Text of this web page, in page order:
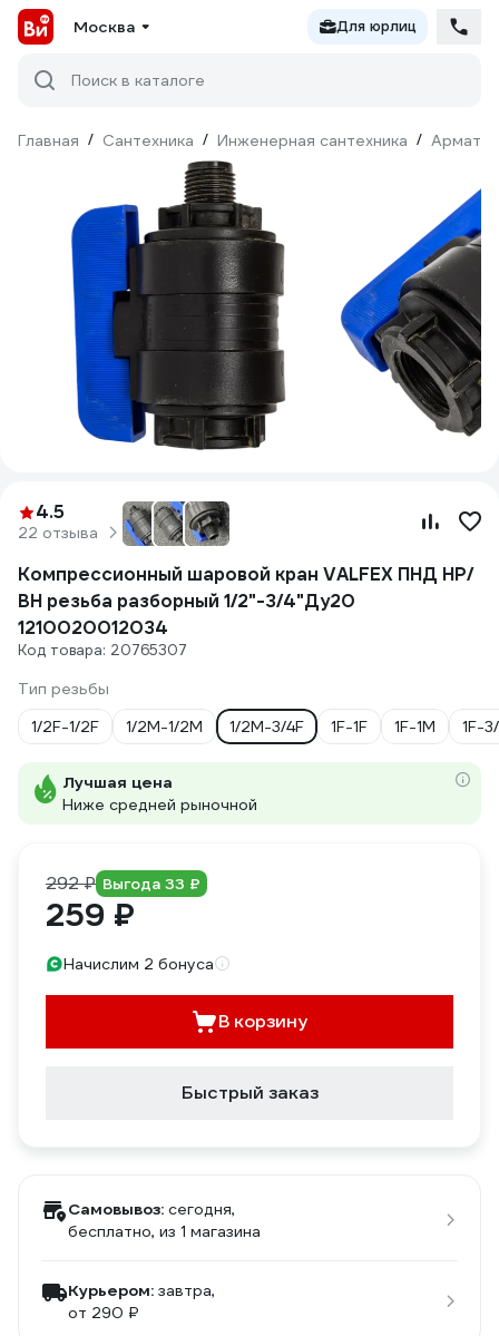
Москва Для юрлиц
Поиск в каталоге
Главная / Сантехника / Инженерная сантехника /
4.5
22 отзыва
Компрессионный шаровой кран VALFEX ПНД НР/
ВН резьба разборный 1/2"-3/4"Ду20
1210020012034
Код товара: 20765307
Тип резьбы
1/2F-1/2F
1/2M-1/2M 1/2M-3/4F 1F-1F 1F-1M 1F-
Лучшая цена
Ниже средней рыночной
292 ₽ Выгода 33 ₽
259 ₽
Начислим 2 бонуса
В корзину
Быстрый заказ
Самовывоз: сегодня,
бесплатно, из 1 магазина
Курьером: завтра,
от 290 ₽